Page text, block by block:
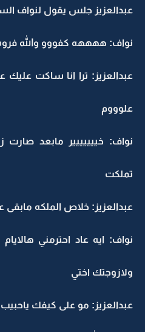
عبدالعزيز جلس يقول لنواف
نواف: ههههه كفووو والله
عبدالعزيز: ترا انا ساكت
علوووم
نواف: خييييييير مابعد صارت
تملكت
عبدالعزيز: خلاص الملكه
نواف: ايه عاد احترمني
ولازوجتك اختي
عبدالعزيز: مو على كيفك